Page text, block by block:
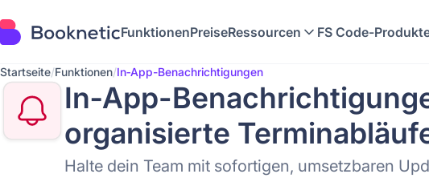
FunktionenPreiseRessourcen FS Code-
Startseite/Funktionen/In‑App-Benachrichtigungen
In‑App-
organisierte
Halte dein Team mit sofortigen, umsetzbaren